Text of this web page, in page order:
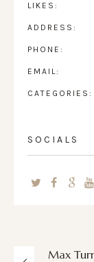
LIKES:
ADDRESS:
PHONE:
EMAIL:
CATEGORIES:
SOCIALS
Max